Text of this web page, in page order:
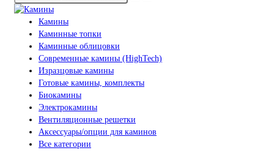
Камины
Каминные топки
Каминные облицовки
Современные камины (HighTech)
Изразцовые камины
Готовые камины, комплекты
Биокамины
Электрокамины
Вентиляционные решетки
Аксессуары/опции для каминов
Все категории